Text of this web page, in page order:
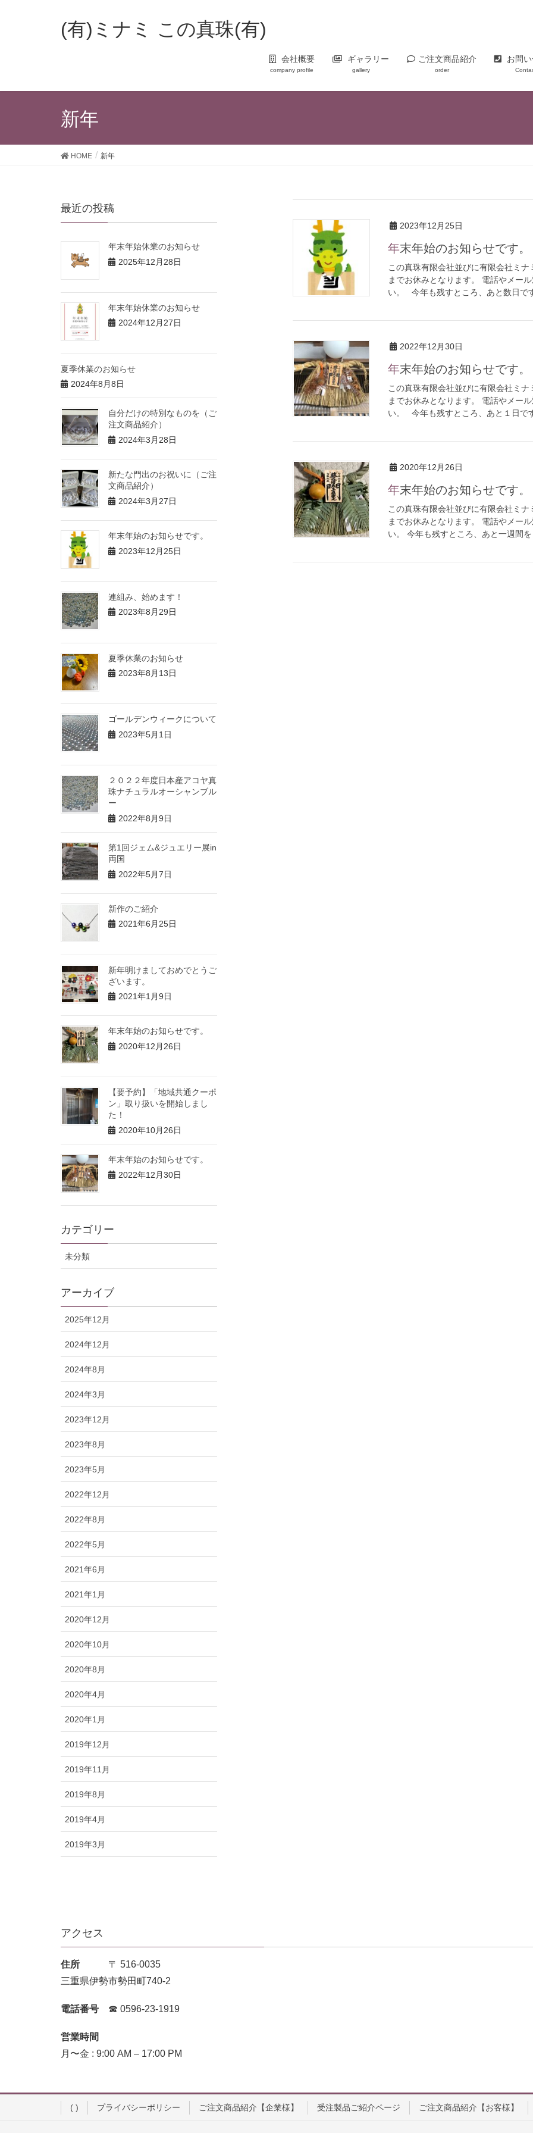
(有)ミナミ この真珠(有)
会社概要
company profile
ギャラリー
gallery
ご注文商品紹介
order
お問
新年
HOME 新年
2023年12月25日
年末年始のお知らせです。
この真珠有限会社並びに有限会社ミ
までお休みとなります。 電話やメー
い。 今年も残すところ、あと数日で
2022年12月30日
年末年始のお知らせです。
この真珠有限会社並びに有限会社ミ
までお休みとなります。 電話やメー
い。 今年も残すところ、あと１日で
2020年12月26日
年末年始のお知らせです。
この真珠有限会社並びに有限会社ミ
までお休みとなります。 電話やメー
い。 今年も残すところ、あと一週間
最近の投稿
年末年始休業のお知らせ
2025年12月28日
年末年始休業のお知らせ
2024年12月27日
夏季休業のお知らせ
2024年8月8日
自分だけの特別なものを（ご
注文商品紹介）
2024年3月28日
新たな門出のお祝いに（ご注
文商品紹介）
2024年3月27日
年末年始のお知らせです。
2023年12月25日
連組み、始めます！
2023年8月29日
夏季休業のお知らせ
2023年8月13日
ゴールデンウィークについて
2023年5月1日
２０２２年度日本産アコヤ真
珠ナチュラルオーシャンブル
ー
2022年8月9日
第1回ジェム&ジュエリー展in
両国
2022年5月7日
新作のご紹介
2021年6月25日
新年明けましておめでとうご
ざいます。
2021年1月9日
年末年始のお知らせです。
2020年12月26日
【要予約】「地域共通クーポ
ン」取り扱いを開始しまし
た！
2020年10月26日
年末年始のお知らせです。
2022年12月30日
カテゴリー
未分類
アーカイブ
2025年12月
2024年12月
2024年8月
2024年3月
2023年12月
2023年8月
2023年5月
2022年12月
2022年8月
2022年5月
2021年6月
2021年1月
2020年12月
2020年10月
2020年8月
2020年4月
2020年1月
2019年12月
2019年11月
2019年8月
2019年4月
2019年3月
アクセス
住所 〒 516-0035
三重県伊勢市勢田町740-2
電話番号 ☎︎ 0596-23-1919
営業時間
月〜金 : 9:00 AM – 17:00 PM
( ) プライバシーポリシー ご注文商品紹介【企業様】 受注製品ご紹介ページ ご注文商品紹介【お客様】